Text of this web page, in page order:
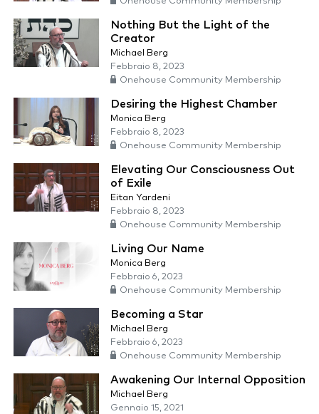
Nothing But the Light of the
Creator
Michael Berg
Febbraio 8, 2023
Onehouse Community Membership
Desiring the Highest Chamber
Monica Berg
Febbraio 8, 2023
Onehouse Community Membership
Elevating Our Consciousness Out
of Exile
Eitan Yardeni
Febbraio 8, 2023
Onehouse Community Membership
Living Our Name
Monica Berg
Febbraio 6, 2023
Onehouse Community Membership
Becoming a Star
Michael Berg
Febbraio 6, 2023
Onehouse Community Membership
Awakening Our Internal Opposition
Michael Berg
Gennaio 15, 2021